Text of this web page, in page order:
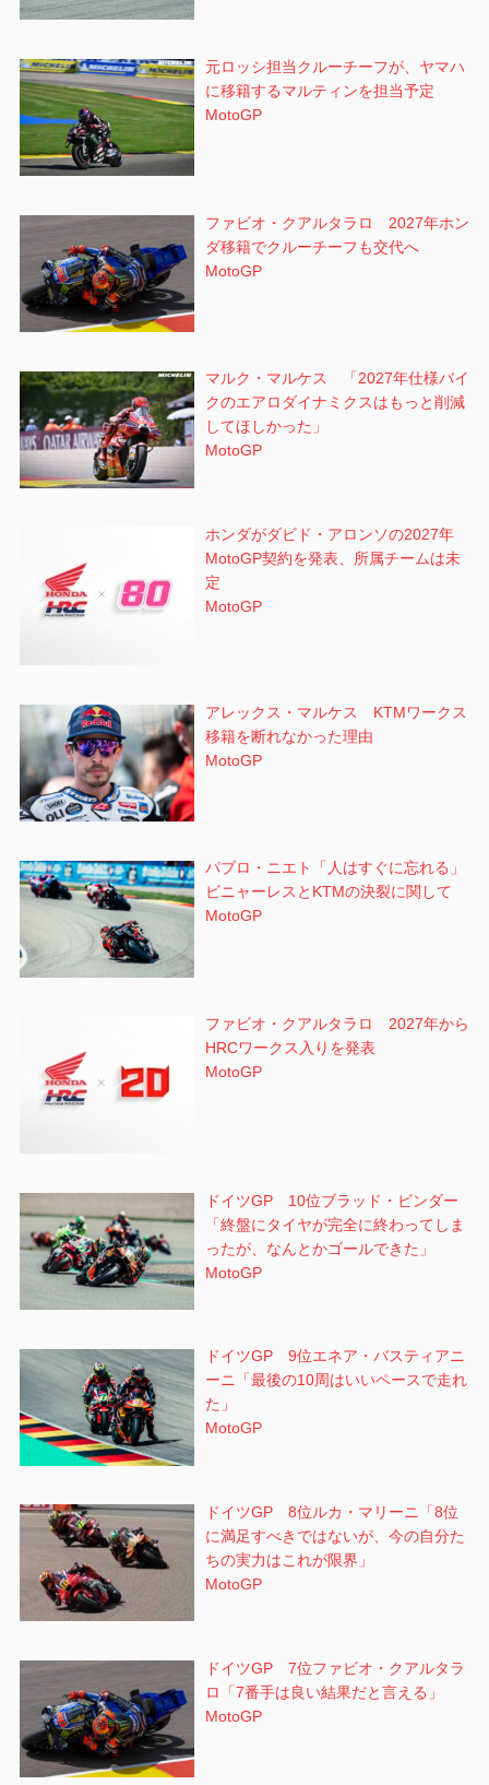
元ロッシ担当クルーチーフが、ヤマハ
に移籍するマルティンを担当予定
MotoGP
ファビオ・クアルタラロ 2027年ホン
ダ移籍でクルーチーフも交代へ
MotoGP
マルク・マルケス 「2027年仕様バイ
クのエアロダイナミクスはもっと削減
してほしかった」
MotoGP
ホンダがダビド・アロンソの2027年
MotoGP契約を発表、所属チームは未
定
MotoGP
アレックス・マルケス KTMワークス
移籍を断れなかった理由
MotoGP
パブロ・ニエト「人はすぐに忘れる」
ビニャーレスとKTMの決裂に関して
MotoGP
ファビオ・クアルタラロ 2027年から
HRCワークス入りを発表
MotoGP
ドイツGP 10位ブラッド・ビンダー
「終盤にタイヤが完全に終わってしま
ったが、なんとかゴールできた」
MotoGP
ドイツGP 9位エネア・バスティアニ
ーニ「最後の10周はいいペースで走れ
た」
MotoGP
ドイツGP 8位ルカ・マリーニ「8位
に満足すべきではないが、今の自分た
ちの実力はこれが限界」
MotoGP
ドイツGP 7位ファビオ・クアルタラ
ロ「7番手は良い結果だと言える」
MotoGP